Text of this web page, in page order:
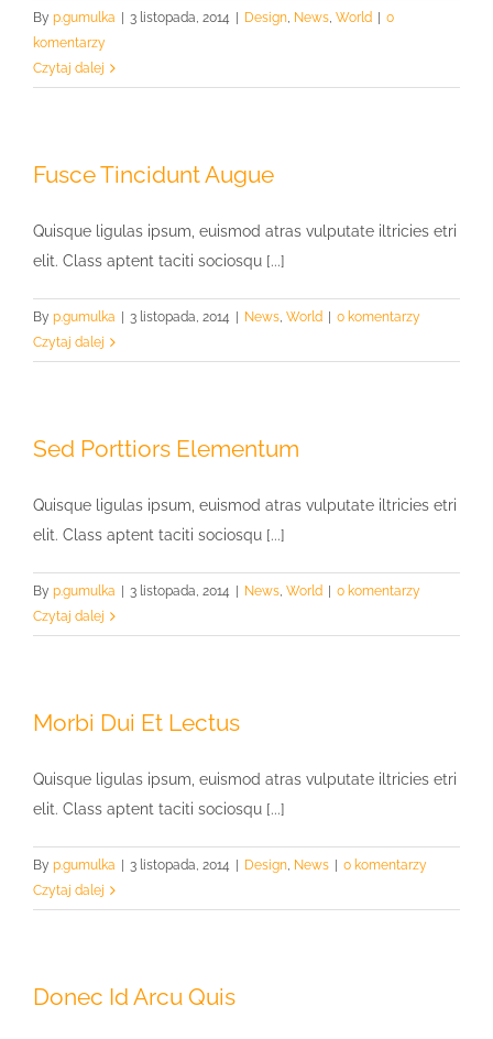
By p.gumulka 3 listopada, 2014 Design, News, World
0
komentarzy
Czytaj dalej
Fusce Tincidunt Augue
Quisque ligulas ipsum, euismod atras vulputate iltricies etri
elit. Class aptent taciti sociosqu [...]
By p.gumulka 3 listopada, 2014 News, World
0 komentarzy
Czytaj dalej
Sed Porttiors Elementum
Quisque ligulas ipsum, euismod atras vulputate iltricies etri
elit. Class aptent taciti sociosqu [...]
By p.gumulka 3 listopada, 2014 News, World
0 komentarzy
Czytaj dalej
Morbi Dui Et Lectus
Quisque ligulas ipsum, euismod atras vulputate iltricies etri
elit. Class aptent taciti sociosqu [...]
By p.gumulka 3 listopada, 2014 Design, News
0 komentarzy
Czytaj dalej
Donec Id Arcu Quis